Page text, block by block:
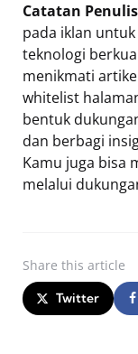
Catatan
pada iklan
teknologi
menikmati
whitelist
bentuk
dan berbagi
Kamu juga bisa
melalui
Share this article
Twitter